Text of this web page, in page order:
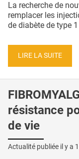
La recherche de
remplacer les
de diabète de type
LIRE LA SUITE
résistance
de vie
Actualité publiée il y a